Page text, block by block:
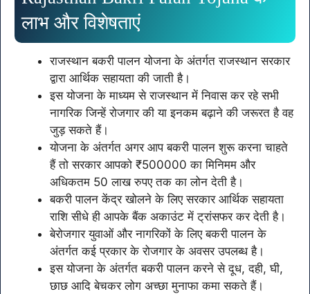
लाभ और विशेषताएं
राजस्थान बकरी पालन योजना के अंतर्गत राजस्थान सरकार
द्वारा आर्थिक सहायता की जाती है।
इस योजना के माध्यम से राजस्थान में निवास कर रहे सभी
नागरिक जिन्हें रोजगार की या इनकम बढ़ाने की जरूरत है वह
जुड़ सकते हैं।
योजना के अंतर्गत अगर आप बकरी पालन शुरू करना चाहते
हैं तो सरकार आपको ₹500000 का मिनिमम और
अधिकतम 50 लाख रुपए तक का लोन देती है।
बकरी पालन केंद्र खोलने के लिए सरकार आर्थिक सहायता
राशि सीधे ही आपके बैंक अकाउंट में ट्रांसफर कर देती है।
बेरोजगार युवाओं और नागरिकों के लिए बकरी पालन के
अंतर्गत कई प्रकार के रोजगार के अवसर उपलब्ध है।
इस योजना के अंतर्गत बकरी पालन करने से दूध, दही, घी,
छाछ आदि बेचकर लोग अच्छा मुनाफा कमा सकते हैं।